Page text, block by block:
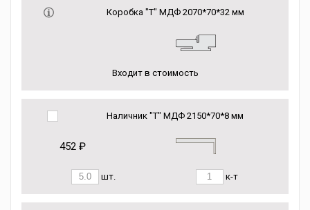
Коробка "Т" МДФ 2070*70*32 мм
Входит в стоимость
Наличник "Т" МДФ 2150*70*8 мм
452 ₽
шт. к-т